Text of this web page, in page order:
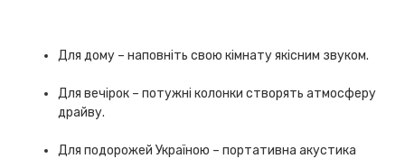
Для дому – наповніть свою кімнату якісним звуком.
Для вечірок – потужні колонки створять атмосферу
драйву.
Для подорожей Україною – портативна акустика